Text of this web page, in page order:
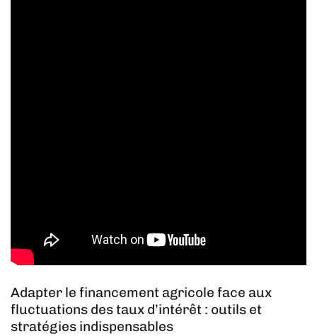
Adapter le financement agricole face aux
fluctuations des taux d’intérêt : outils et
stratégies indispensables